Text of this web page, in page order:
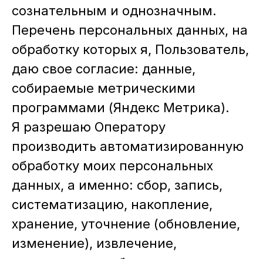
сознательным и однозначным.
Перечень персональных данных, на
обработку которых я, Пользователь,
даю свое согласие: данные,
собираемые метрическими
программами (Яндекс Метрика).
Я разрешаю Оператору
производить автоматизированную
обработку моих персональных
данных, а именно: сбор, запись,
систематизацию, накопление,
хранение, уточнение (обновление,
изменение), извлечение,